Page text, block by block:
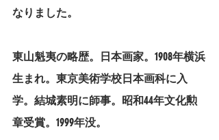
なりました。
東山魁夷の略歴。日本画家。1908年横浜
生まれ。東京美術学校日本画科に入
学。結城素明に師事。昭和44年文化勲
章受賞。1999年没。